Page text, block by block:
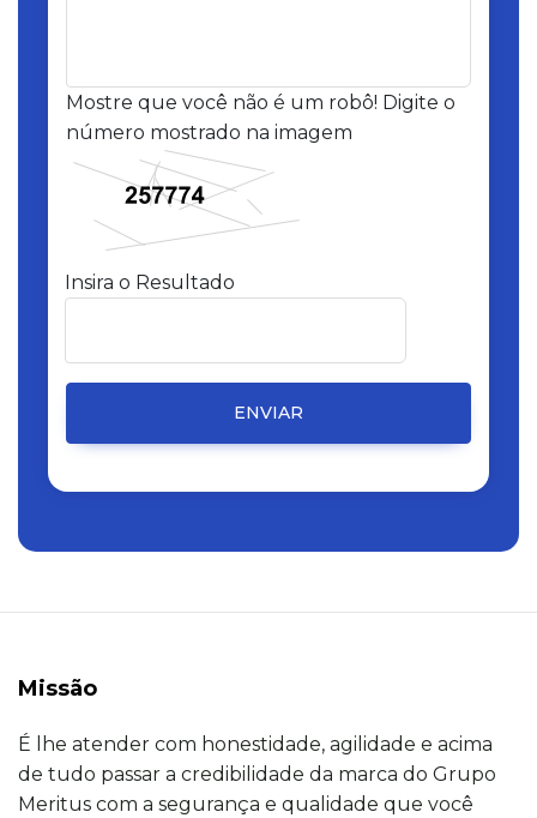
Mostre que você não é um robô! Digite o
número mostrado na imagem
Insira o Resultado
ENVIAR
Missão
É lhe atender com honestidade, agilidade e acima
de tudo passar a credibilidade da marca do Grupo
Meritus com a segurança e qualidade que você